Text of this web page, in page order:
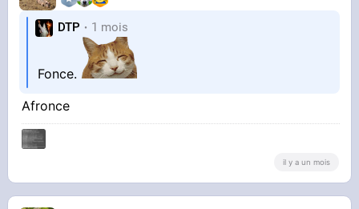
DTP 1 mois
Fonce.
Afronce
il y a un mois